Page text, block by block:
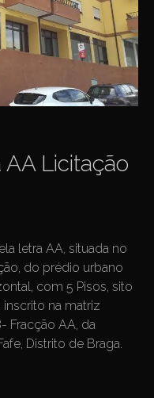
Licitação
letra AA, situada no
do prédio urbano
com 5 Pisos, sito
inscrito na matriz
Fracção AA, da
Distrito de Braga.